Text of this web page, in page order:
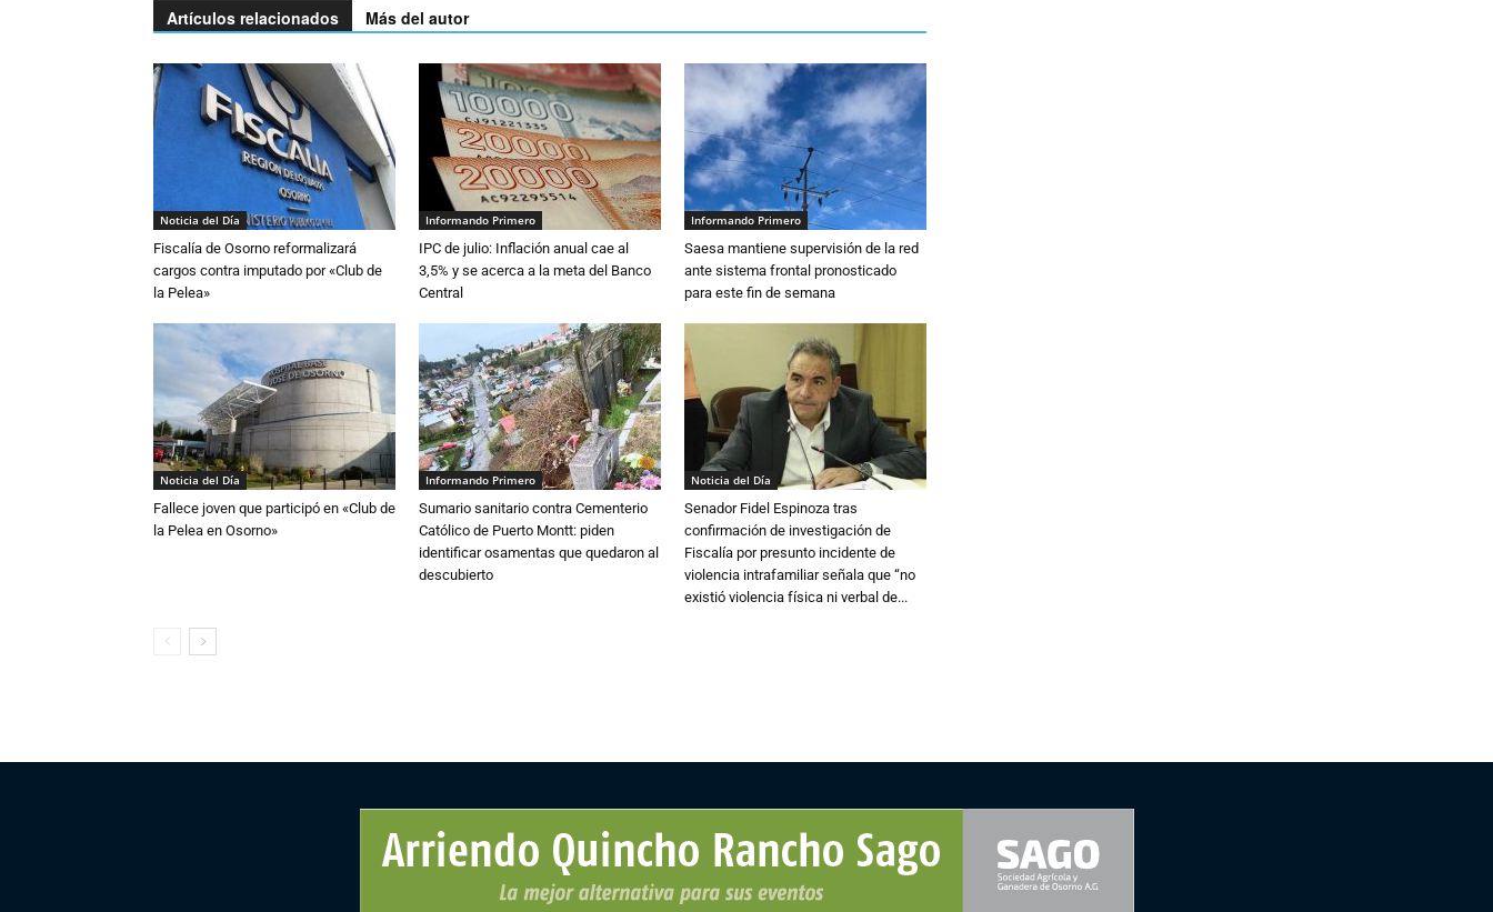
Artículos relacionados Más del autor
Noticia del Día
Fiscalía de Osorno reformalizará
cargos contra imputado por «Club de
la Pelea»
Informando Primero
IPC de julio: Inflación anual cae al
3,5% y se acerca a la meta del Banco
Central
Informando Primero
Saesa mantiene supervisión de la red
ante sistema frontal pronosticado
para este fin de semana
Noticia del Día
Fallece joven que participó en «Club de
la Pelea en Osorno»
Informando Primero
Sumario sanitario contra Cementerio
Católico de Puerto Montt: piden
identificar osamentas que quedaron al
descubierto
Noticia del Día
Senador Fidel Espinoza tras
confirmación de investigación de
Fiscalía por presunto incidente de
violencia intrafamiliar señala que “no
existió violencia física ni verbal de...